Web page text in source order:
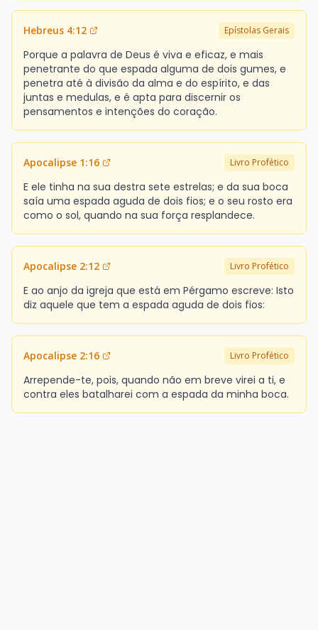
Hebreus 4:12 Epístolas Gerais
Porque a palavra de Deus é viva e eficaz, e mais
penetrante do que espada alguma de dois gumes, e
penetra até à divisão da alma e do espírito, e das
juntas e medulas, e é apta para discernir os
pensamentos e intenções do coração.
Apocalipse 1:16 Livro Profético
E ele tinha na sua destra sete estrelas; e da sua boca
saía uma espada aguda de dois fios; e o seu rosto era
como o sol, quando na sua força resplandece.
Apocalipse 2:12 Livro Profético
E ao anjo da igreja que está em Pérgamo escreve: Isto
diz aquele que tem a espada aguda de dois fios:
Apocalipse 2:16 Livro Profético
Arrepende-te, pois, quando não em breve virei a ti, e
contra eles batalharei com a espada da minha boca.